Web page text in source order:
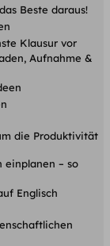
Beste daraus!
Klausur vor
Aufnahme &
die Produktivität
einplanen – so
Englisch